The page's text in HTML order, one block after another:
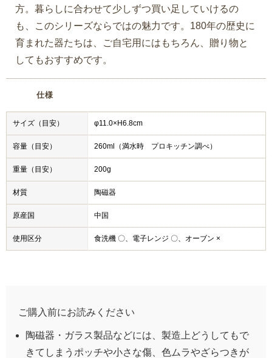
方。暮らしに合わせて少しずつ買い足していけるの
も、このシリーズならではの魅力です。180年の歴史に
育まれた器たちは、ご自宅用にはもちろん、贈り物と
してもおすすめです。
仕様
サイズ（目安） φ11.0×H6.8cm
容量（目安） 260ml（満水時 プロキッチン調べ）
重量（目安） 200g
材質 陶磁器
原産国 中国
使用区分 食洗機 〇、電子レンジ 〇、オーブン ×
ご購入前にお読みください
陶磁器・ガラス製品などには、製造上どうしてもで
きてしまうポッチや小さな傷、色ムラやざらつきが